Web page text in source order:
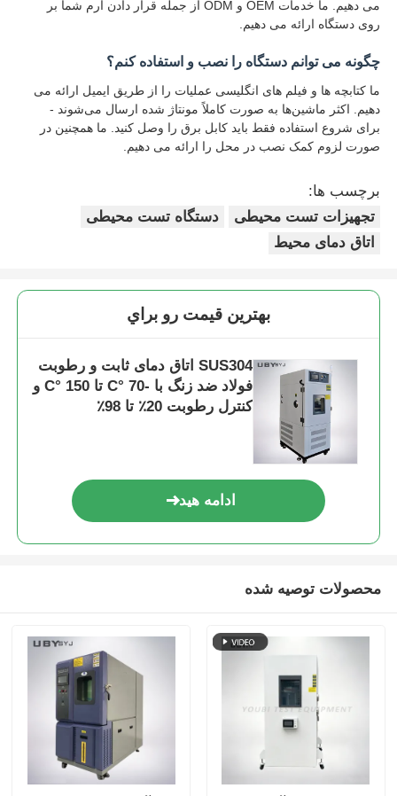
می دهیم. ما خدمات OEM و ODM از جمله قرار دادن آرم شما بر
روی دستگاه ارائه می دهیم.
چگونه می توانم دستگاه را نصب و استفاده کنم؟
ما کتابچه ها و فیلم های انگلیسی عملیات را از طریق ایمیل ارائه می
دهیم. اکثر ماشین‌ها به صورت کاملاً مونتاژ شده ارسال می‌شوند -
برای شروع استفاده فقط باید کابل برق را وصل کنید. ما همچنین در
صورت لزوم کمک نصب در محل را ارائه می دهیم.
برچسب ها:
تجهیزات تست محیطی
دستگاه تست محیطی
اتاق دمای محیط
بهترين قيمت رو براي
SUS304 اتاق دمای ثابت و رطوبت
فولاد ضد زنگ با -70 °C تا 150 °C و
کنترل رطوبت 20٪ تا 98٪
ادامه هید
محصولات توصیه شده